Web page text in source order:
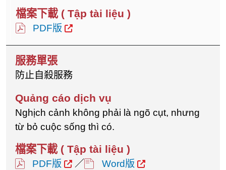
PDF版
防止自殺服務
Nghịch cảnh không phải là ngõ cụt, nhưng
từ bỏ cuộc sống thì có.
PDF版 ／ Word版